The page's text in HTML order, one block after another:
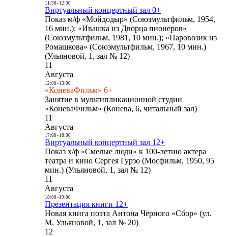
11:30- 12:30
Виртуальный концертный зал 0+
Показ м/ф «Мойдодыр» (Союзмультфильм, 1954,
16 мин.); «Ивашка из Дворца пионеров»
(Союзмультфильм, 1981, 10 мин.); «Паровозик из
Ромашкова» (Союзмультфильм, 1967, 10 мин.)
(Ульяновой, 1, зал № 12)
11
Августа
12:00- 13:00
«КоневаФильм» 6+
Занятие в мультипликационной студии
«КоневаФильм» (Конева, 6, читальный зал)
11
Августа
17:00- 18:00
Виртуальный концертный зал 12+
Показ х/ф «Смелые люди» к 100-летию актера
театра и кино Сергея Гурзо (Мосфильм, 1950, 95
мин.) (Ульяновой, 1, зал № 12)
11
Августа
18:00- 19:00
Презентация книги 12+
Новая книга поэта Антона Чёрного «Сбор» (ул.
М. Ульяновой, 1, зал № 20)
12